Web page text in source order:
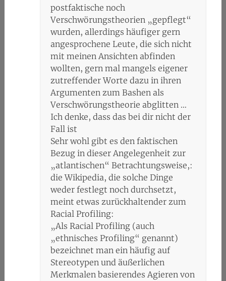
postfaktische noch
Verschwörungstheorien „gepflegt“
wurden, allerdings häufiger gern
angesprochene Leute, die sich nicht
mit meinen Ansichten abfinden
wollten, gern mal mangels eigener
zutreffender Worte dazu in ihren
Argumenten zum Bashen als
Verschwörungstheorie abglitten …
Ich denke, dass das bei dir nicht der
Fall ist
Sehr wohl gibt es den faktischen
Bezug in dieser Angelegenheit zur
„atlantischen“ Betrachtungsweise,:
die Wikipedia, die solche Dinge
weder festlegt noch durchsetzt,
meint etwas zurückhaltender zum
Racial Profiling:
„Als Racial Profiling (auch
„ethnisches Profiling“ genannt)
bezeichnet man ein häufig auf
Stereotypen und äußerlichen
Merkmalen basierendes Agieren von